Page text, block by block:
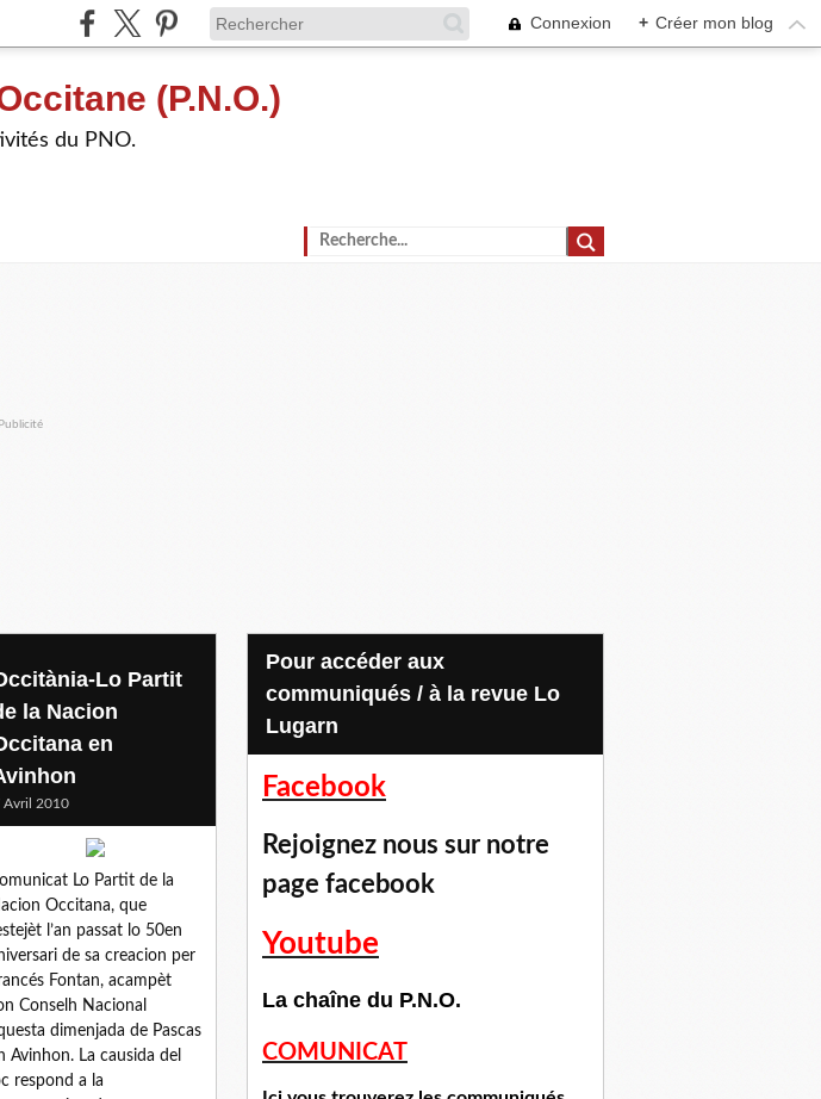
Connexion + Créer mon blog
(P.N.O.)
du PNO.
Publicité
Lo Partit
la Nacion
en
Avril 2010
Lo Partit de la
Occitana, que
l’an passat lo 50en
de sa creacion per
Fontan, acampèt
Conselh Nacional
dimenjada de Pascas
Avinhon. La causida del
respond a la
Pour accéder aux
communiqués / à la revue Lo
Lugarn
Facebook
Rejoignez nous sur notre
page facebook
Youtube
La chaîne du P.N.O.
COMUNICAT